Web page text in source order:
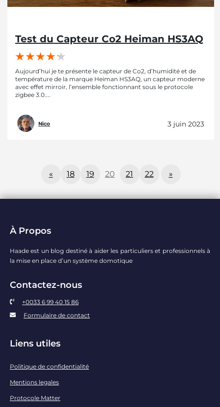
Test du Capteur Co2 Heiman HS3AQ
Aujourd’hui je te présente le capteur de Co2, d’humidité et de
température de la marque Heiman HS3AQ, un capteur moderne
avec effet mirroir, l’ensemble fonctionnant sous le protocole
zigbee 3.0....
Nico 3 juin 2023
« 18 19 20 21 22 »
À Propos
Haade est un blog destiné à aider les particuliers et professionnels à
la mise en place d’un système domotique
Contactez-nous
+0033 6 99 40 15 86
Formulaire de contact
Liens utiles
Politique de confidentialité
Mentions legales
Protocole Matter